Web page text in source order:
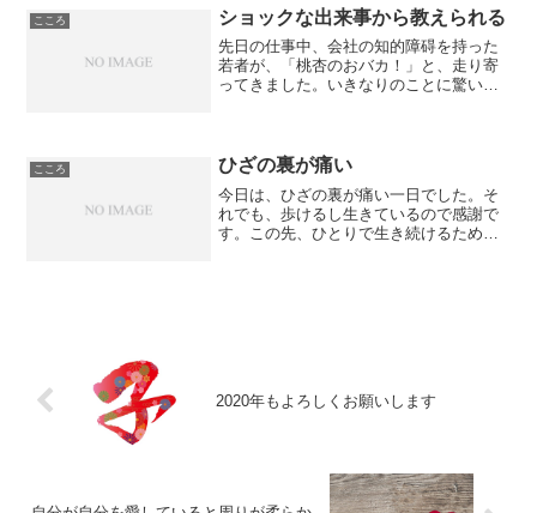
ていたくても、暑くて暑くて目が覚め
る。足がフワフワしているけ...
こころ ショックな出来事から教えられる
先日の仕事中、会社の知的障碍を持った
若者が、「桃杏のおバカ！」と、走り寄
ってきました。いきなりのことに驚いた
からずに、突然、大きな声...
こころ ひざの裏が痛い
今日は、ひざの裏が痛い一日でした。そ
れでも、歩けるし生きているので感謝で
す。この先、ひとりで生き続けるための
2020年もよろしくお願いします